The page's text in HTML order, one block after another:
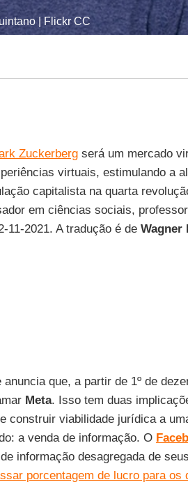
| Flickr CC
Zuckerbergserá um mercado
virtuais, estimulando a
capitalista na quarta
em ciências sociais,
11-2021. A tradução é de Wagner
que, a partir de 1º de
Meta. Isso tem duas
construir viabilidade jurídica a
a venda de informação. O
informação desagregada de
porcentagem de lucro para os